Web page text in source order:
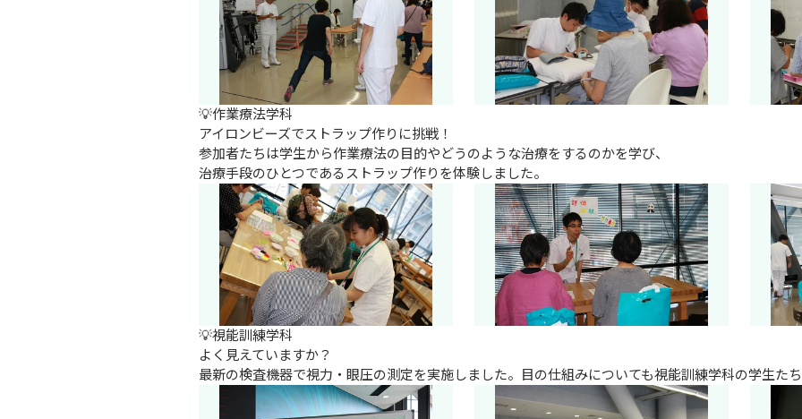
💡作業療法学科
アイロンビーズでストラップ作りに挑戦！
参加者たちは学生から作業療法の目的やどうのような治療をするのかを学び、
治療手段のひとつであるストラップ作りを体験しました。
💡視能訓練学科
よく見えていますか？
最新の検査機器で視力・眼圧の測定を実施しました。目の仕組みについても視能訓練学科の学生た